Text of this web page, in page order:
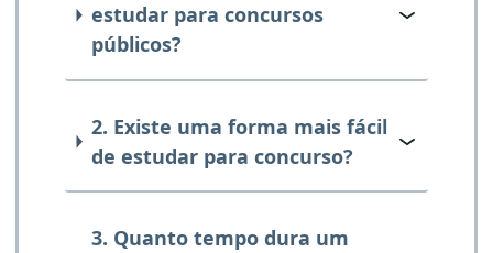
estudar para concursos
públicos?
2. Existe uma forma mais fácil
de estudar para concurso?
3. Quanto tempo dura um